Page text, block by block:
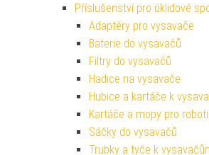
Příslušenství pro úklidové
Adaptéry pro vysavače
Baterie do vysavačů
Filtry do vysavačů
Hadice na vysavače
Hubice a kartáče k
Kartáče a mopy pro
Sáčky do vysavačů
Trubky a tyče k